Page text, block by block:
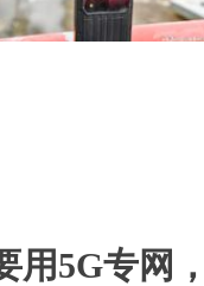
用5G专网